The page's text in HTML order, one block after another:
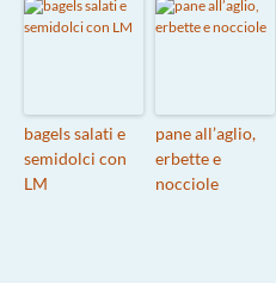
bagels salati e
semidolci con
LM
pane all’aglio,
erbette e
nocciole